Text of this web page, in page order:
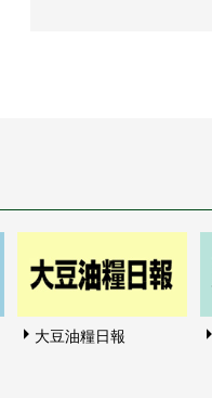
大豆油糧日報